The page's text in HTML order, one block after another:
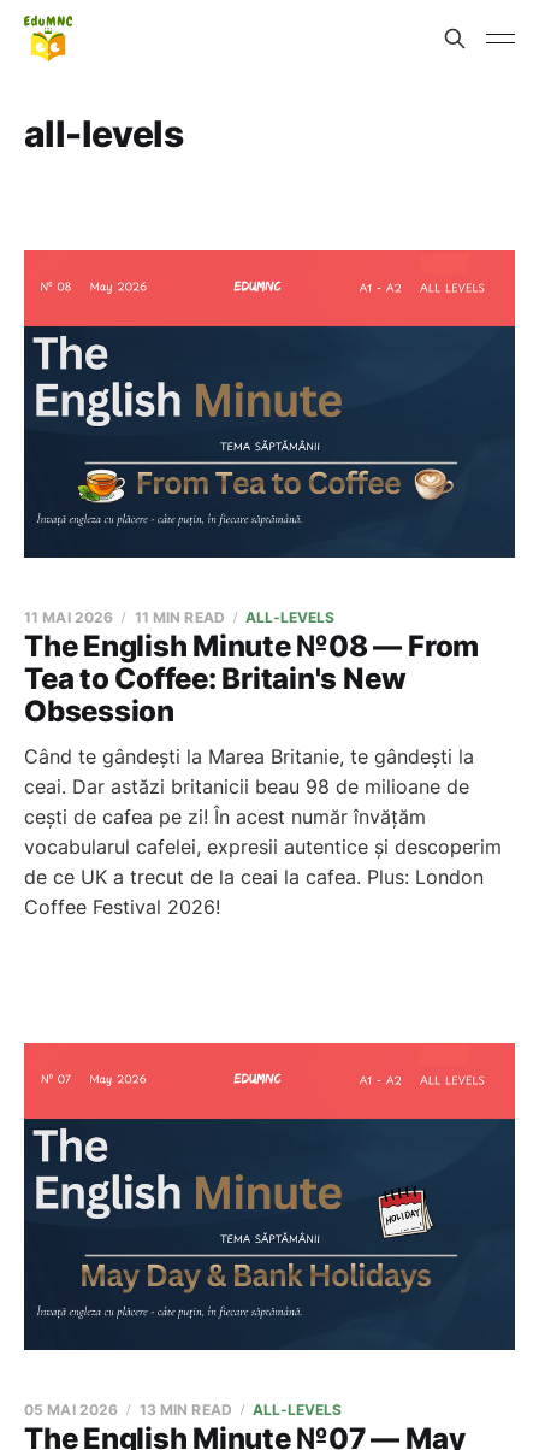
all-levels
The English Minute №08 — From
Tea to Coffee: Britain's New
Obsession
11 MAI 2026 11 MIN READ ALL-LEVELS
Când te gândești la Marea Britanie, te gândești la
ceai. Dar astăzi britanicii beau 98 de milioane de
cești de cafea pe zi! În acest număr învățăm
vocabularul cafelei, expresii autentice și descoperim
de ce UK a trecut de la ceai la cafea. Plus: London
Coffee Festival 2026!
The English Minute №07 — May
05 MAI 2026 13 MIN READ ALL-LEVELS